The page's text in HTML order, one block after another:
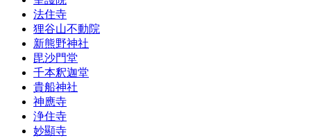
法住寺
狸谷山不動院
新熊野神社
毘沙門堂
千本釈迦堂
貴船神社
神應寺
浄住寺
妙顯寺